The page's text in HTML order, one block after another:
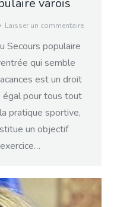
varois
Laisser un commentaire
Secours populaire
qui semble
est un droit
égal pour tous tout
pratique sportive,
un objectif